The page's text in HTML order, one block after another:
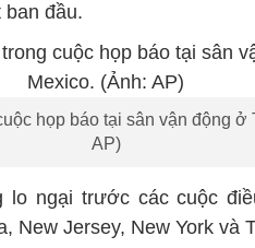
ban đầu.
họp báo tại sân vận động ở
AP)
lo ngại trước các cuộc
New Jersey, New York và